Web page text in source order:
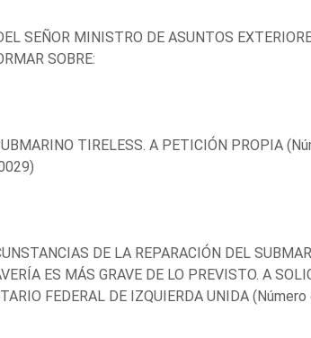
SEÑOR MINISTRO DE ASUNTOS
SOBRE:
TIRELESS. A PETICIÓN PROPIA
DE LA REPARACIÓN DEL
ES MÁS GRAVE DE LO PREVISTO. A
FEDERAL DE IZQUIERDA UNIDA